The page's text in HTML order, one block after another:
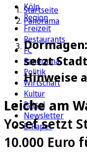
Köln
Region
Freizeit
Restaurants
FC
Panorama
Politik
Wirtschaft
Kultur
Rätsel
Newsletter
E-Paper
Startseite
Panorama
setzt
Hinweise
Leiche am
Yosef setzt
10.000 Euro